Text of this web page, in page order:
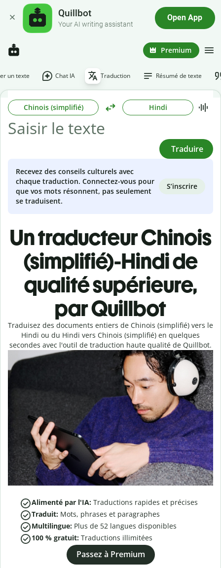
Quillbot
Your AI writing assistant
Open App
Premium
un texte Chat IA Traduction Résumé de texte
Chinois (simplifié) Hindi
Traduire
Recevez des conseils culturels avec
chaque traduction. Connectez-vous pour
que vos mots résonnent, pas seulement
se traduisent.
S’inscrire
Un traducteur Chinois
(simplifié)-Hindi de
qualité supérieure,
par Quillbot
Traduisez des documents entiers de Chinois (simplifié) vers le
Hindi ou du Hindi vers Chinois (simplifié) en quelques
secondes avec l'outil de traduction haute qualité de Quillbot.
Alimenté par l'IA: Traductions rapides et précises
Traduit: Mots, phrases et paragraphes
Multilingue: Plus de 52 langues disponibles
100 % gratuit: Traductions illimitées
Passez à Premium